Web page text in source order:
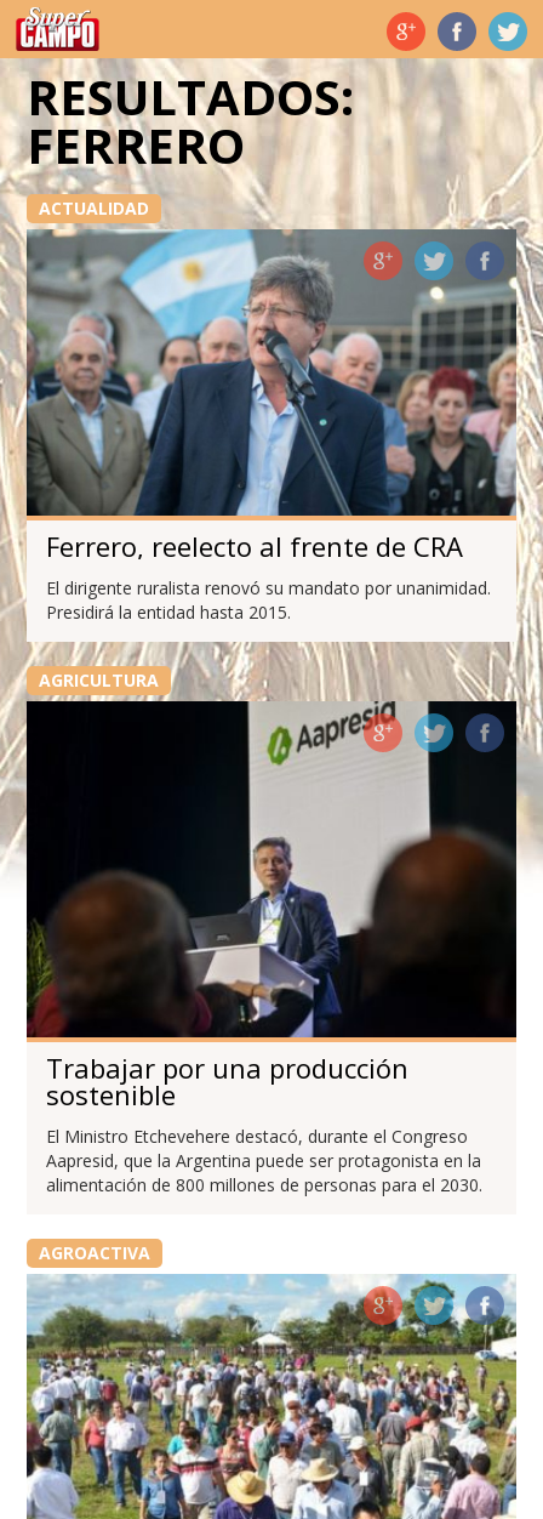
Temas de hoy
RESULTADOS:
FERRERO
ACTUALIDAD
Ferrero, reelecto al frente de CRA
El dirigente ruralista renovó su mandato por unanimidad.
Presidirá la entidad hasta 2015.
AGRICULTURA
Trabajar por una producción
sostenible
El Ministro Etchevehere destacó, durante el Congreso
Aapresid, que la Argentina puede ser protagonista en la
alimentación de 800 millones de personas para el 2030.
AGROACTIVA